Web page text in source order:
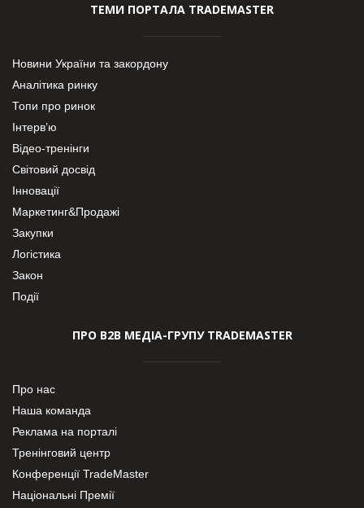
ТЕМИ ПОРТАЛА TRADEMASTER
Новини України та закордону
Аналітика ринку
Топи про ринок
Інтерв’ю
Відео-тренінги
Світовий досвід
Інновації
Маркетинг&Продажі
Закупки
Логістика
Закон
Події
ПРО В2В МЕДІА-ГРУПУ TRADEMASTER
Про нас
Наша команда
Реклама на порталі
Тренінговий центр
Конференції TradeMaster
Національні Премії